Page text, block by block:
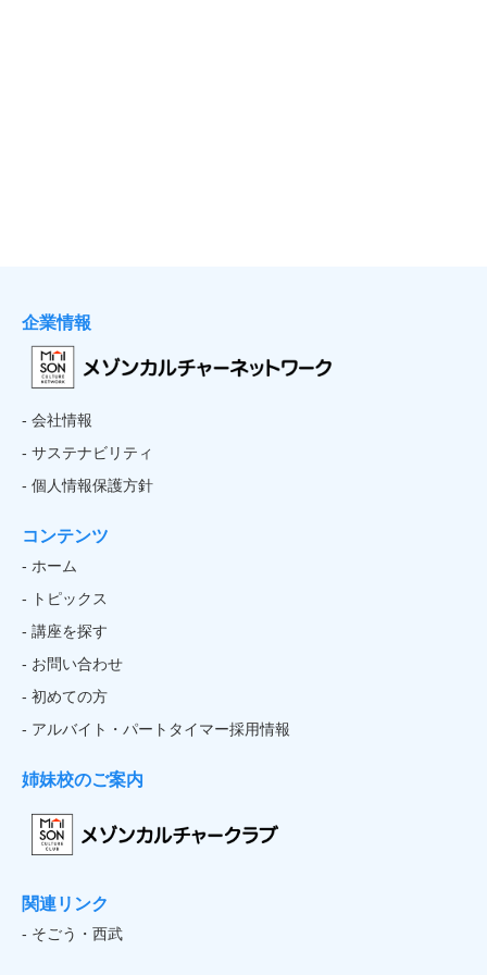
企業情報
- 会社情報
- サステナビリティ
- 個人情報保護方針
コンテンツ
- ホーム
- トピックス
- 講座を探す
- お問い合わせ
- 初めての方
- アルバイト・パートタイマー採用情報
姉妹校のご案内
関連リンク
- そごう・西武